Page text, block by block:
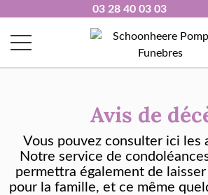
03 28 40 03 03
Avis de
Vous pouvez consulter ici les
Notre service de condol é
permettra également de
pour la famille, et ce même